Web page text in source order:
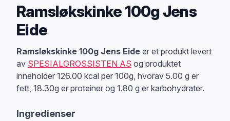
Ramsløkskinke 100g Jens
Eide
Produktbeskrivelse
Ramsløkskinke 100g Jens Eide er et produkt levert
av SPESIALGROSSISTEN AS og produktet
inneholder 126.00 kcal per 100g, hvorav 5.00 g er
fett, 18.30g er proteiner og 1.80 g er karbohydrater.
Ingredienser